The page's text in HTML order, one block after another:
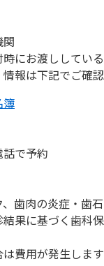
にお渡ししてい
報は下記でご確
簿
で予約
歯肉の炎症・歯
果に基づく歯科
費用が発生しま